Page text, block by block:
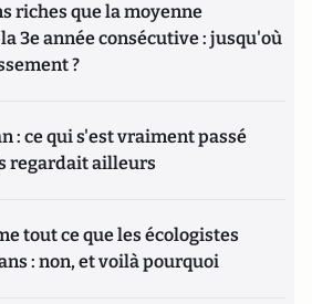
riches que la moyenne
3e année consécutive : jusqu'où
?
: ce qui s'est vraiment passé
regardait ailleurs
tout ce que les écologistes
: non, et voilà pourquoi